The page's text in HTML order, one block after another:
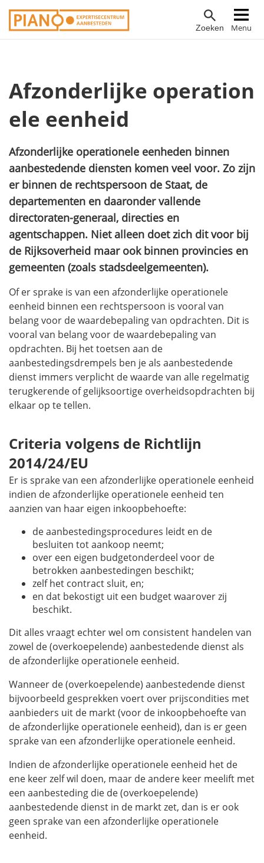
Overslaan
en
gaan
Zoeken Menu
Hoofdnavigatie
Afzonderlijke operation
ele eenheid
Afzonderlijke operationele eenheden binnen
aanbestedende diensten komen veel voor. Zo zijn
er binnen de rechtspersoon de Staat, de
departementen en daaronder vallende
directoraten-generaal, directies en
agentschappen. Niet alleen doet zich dit voor bij
de Rijksoverheid maar ook binnen provincies en
gemeenten (zoals stadsdeelgemeenten).
Of er sprake is van een afzonderlijke operationele
eenheid binnen een rechtspersoon is vooral van
belang voor de waardebepaling van opdrachten. Dit is
vooral van belang voor de waardebepaling van
opdrachten. Bij het toetsen aan de
aanbestedingsdrempels ben je als aanbestedende
dienst immers verplicht de waarde van alle regelmatig
terugkerende of gelijksoortige overheidsopdrachten bij
elkaar op te tellen.
Criteria volgens de Richtlijn
2014/24/EU
Er is sprake van een afzonderlijke operationele eenheid
indien de afzonderlijke operationele eenheid ten
aanzien van haar eigen inkoopbehoefte:
de aanbestedingsprocedures leidt en de
besluiten tot aankoop neemt;
over een eigen budgetonderdeel voor de
betrokken aanbestedingen beschikt;
zelf het contract sluit, en;
en dat bekostigt uit een budget waarover zij
beschikt.
Dit alles vraagt echter wel om consistent handelen van
zowel de (overkoepelende) aanbestedende dienst als
de afzonderlijke operationele eenheid.
Wanneer de (overkoepelende) aanbestedende dienst
bijvoorbeeld gesprekken voert over prijscondities met
aanbieders uit de markt (voor de inkoopbehoefte van
de afzonderlijke operationele eenheid), dan is er geen
sprake van een afzonderlijke operationele eenheid.
Indien de afzonderlijke operationele eenheid het de
ene keer zelf wil doen, maar de andere keer meelift met
een aanbesteding die de (overkoepelende)
aanbestedende dienst in de markt zet, dan is er ook
geen sprake van een afzonderlijke operationele
eenheid.